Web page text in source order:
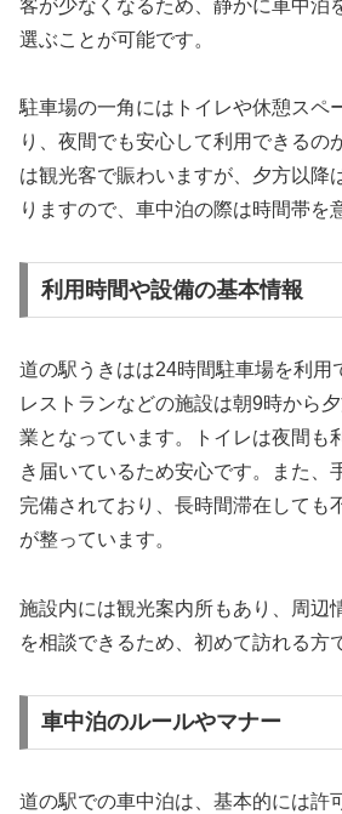
客が少なくなるため、静かに車中泊
選ぶことが可能です。
駐車場の一角にはトイレや休憩スペ
り、夜間でも安心して利用できるの
は観光客で賑わいますが、夕方以降
りますので、車中泊の際は時間帯を
利用時間や設備の基本情報
道の駅うきはは24時間駐車場を利用
レストランなどの施設は朝9時から
業となっています。トイレは夜間も
き届いているため安心です。また、
完備されており、長時間滞在しても
が整っています。
施設内には観光案内所もあり、周辺
を相談できるため、初めて訪れる方
車中泊のルールやマナー
道の駅での車中泊は、基本的には許